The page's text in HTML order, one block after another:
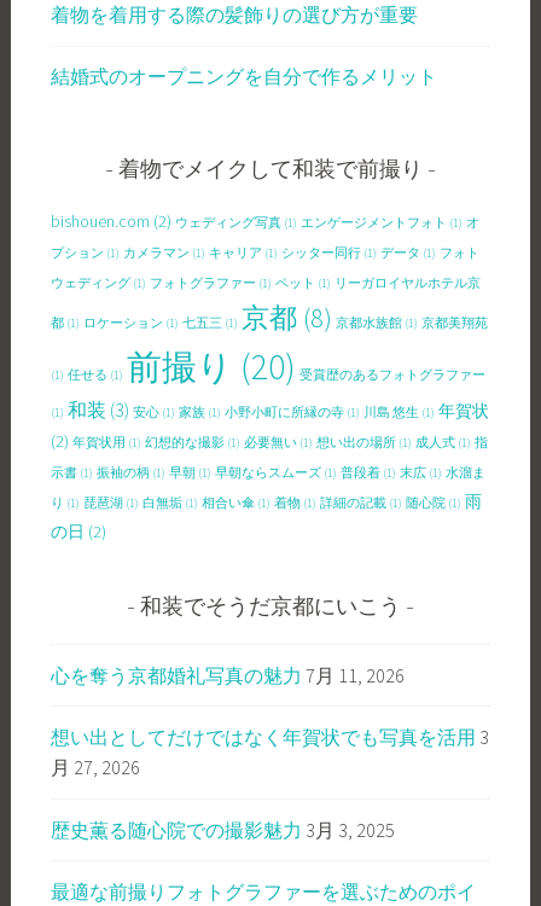
着物を着用する際の髪飾りの選び方が重要
結婚式のオープニングを自分で作るメリット
着物でメイクして和装で前撮り
bishouen.com (2) ウェディング写真(1) エンゲージメントフォト (1) オ
プション (1) カメラマン (1) キャリア (1) シッター同行(1) データ (1) フォト
ウェディング(1) フォトグラファー (1) ペット (1) リーガロイヤルホテル京
都(1) ロケーション (1) 七五三 (1) 京都(8) 京都水族館(1) 京都美翔苑
(1) 任せる (1) 前撮り (20) 受賞歴のあるフォトグラファー
(1) 和装 (3) 安心(1) 家族(1) 小野小町に所縁の寺(1) 川島 悠生 (1) 年賀状
(2) 年賀状用 (1) 幻想的な撮影(1) 必要無い(1) 想い出の場所(1) 成人式(1) 指
示書(1) 振袖の柄(1) 早朝 (1) 早朝ならスムーズ(1) 普段着(1) 末広(1) 水溜ま
り (1) 琵琶湖(1) 白無垢(1) 相合い傘(1) 着物(1) 詳細の記載(1) 随心院(1) 雨
の日 (2)
和装でそうだ京都にいこう
心を奪う京都婚礼写真の魅力 7月 11, 2026
想い出としてだけではなく年賀状でも写真を活用 3
月 27, 2026
歴史薫る随心院での撮影魅力 3月 3, 2025
最適な前撮りフォトグラファーを選ぶためのポイ